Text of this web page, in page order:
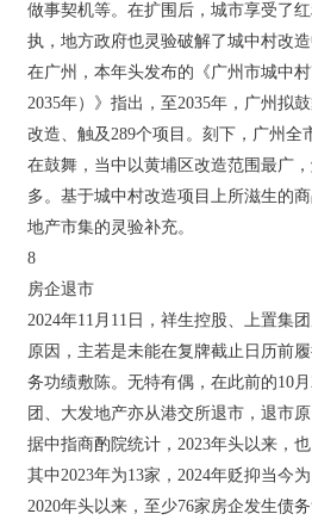
做事契机等。在扩围后，城市享受了
执，地方政府也灵验破解了城中村改造
在广州，本年头发布的《广州市城中
2035年）》指出，至2035年，广州拟
改造、触及289个项目。刻下，广州全
在鼓舞，当中以黄埔区改造范围最广
多。基于城中村改造项目上所滋生的
地产市集的灵验补充。
8
房企退市
2024年11月11日，祥生控股、上置集
原因，主若是未能在复牌截止日历前
务功绩敷陈。无特有偶，在此前的10
团、大发地产亦从港交所退市，退市原
据中指商酌院统计，2023年头以来，
其中2023年为13家，2024年贬抑当今为
2020年头以来，至少76家房企发生债